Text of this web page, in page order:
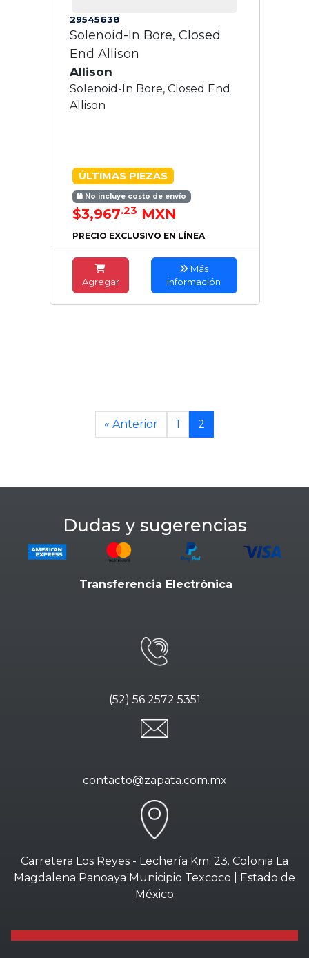
29545638
Solenoid-In Bore, Closed
End Allison
Allison
Solenoid-In Bore, Closed End
Allison
ÚLTIMAS PIEZAS
No incluye costo de envío
$3,967.23 MXN
PRECIO EXCLUSIVO EN LÍNEA
Agregar
Más
información
« Anterior 1 2
Dudas y sugerencias
Transferencia Electrónica
(52) 56 2572 5351
contacto@zapata.com.mx
Carretera Los Reyes - Lechería Km. 23. Colonia La
Magdalena Panoaya Municipio Texcoco | Estado de
México